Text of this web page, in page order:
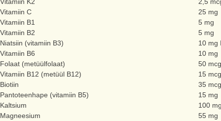
Vitamiin C
25 mg
Vitamiin B1
5 mg
Vitamiin B2
5 mg
Niatsiin (vitamiin B3)
10 mg
Vitamiin B6
10 mg
Folaat (metüülfolaat)
50 mcg
Vitamiin B12 (metüül B12)
15 mcg
Biotiin
35 mcg
Pantoteenhape (vitamiin B5)
15 mg
Kaltsium
100
Magneesium
55 mg